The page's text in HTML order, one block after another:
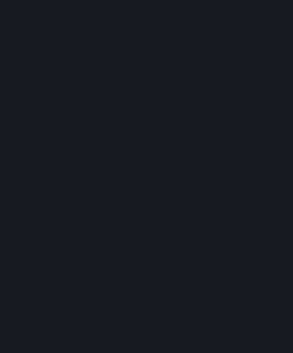
marketing a qualquer momento, ao revogar
mesma página onde você tinha
link "cancelar inscrição" incluído em cada
alternativa, é possível selecionar os tipos
3.8 Informações necessárias para detecção
Nós coletamos alguns dados que são
investigação e prevenção de fraude e
legislação aplicável ("Violações"). Esses
fins de detecção, investigação, prevenção
de medidas contra tais violações. Eles são
tempo mínimo necessário para essa
que uma Violação ocorreu, continuaremos
definição, o exercício ou a defesa de
durante o estatuto de limitações ou até que
a ela tenha sido resolvido. Observe que os
específicos para essa finalidade não
divulgação comprometer o mecanismo por
4. Por quanto tempo os dados são